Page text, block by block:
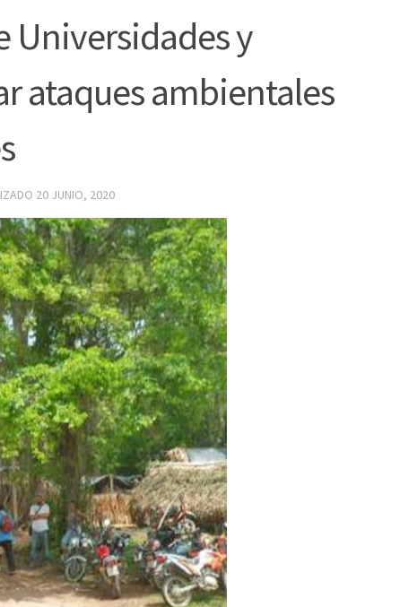
Universidades y
ataques ambientales
20 JUNIO, 2020